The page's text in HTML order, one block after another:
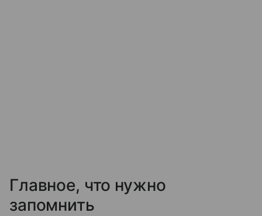
Главное, что нужно
запомнить